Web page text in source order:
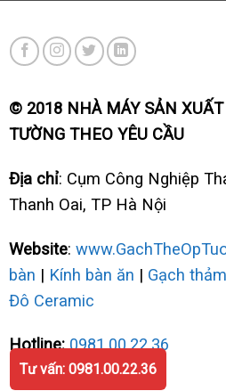
© 2018 NHÀ MÁY SẢN XUẤT
TƯỜNG THEO YÊU CẦU
Địa chỉ: Cụm Công Nghiệp
Thanh Oai, TP Hà Nội
Website:
bàn | Kính bàn ăn | Gạch thảm
Đô Ceramic
Hotline:0981.00.22.36
Tư vấn: 0981.00.22.36